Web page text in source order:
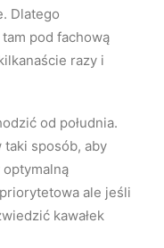
Dlatego
pod fachową
razy i
od południa.
taki sposób, aby
ale jeśli
kawałek